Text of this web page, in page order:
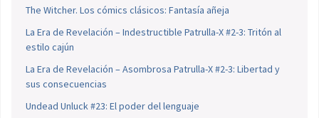
The Witcher. Los cómics clásicos: Fantasía añeja
La Era de Revelación – Indestructible Patrulla-X #2-3: Tritón al
estilo cajún
La Era de Revelación – Asombrosa Patrulla-X #2-3: Libertad y
sus consecuencias
Undead Unluck #23: El poder del lenguaje